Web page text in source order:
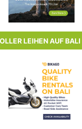
LEIHEN AUF BALI